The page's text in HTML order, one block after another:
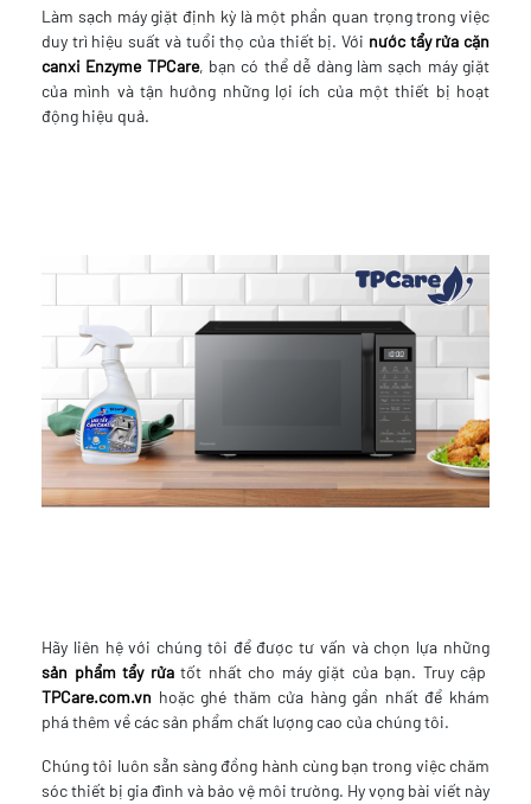
Làm sạch máy giặt định kỳ là một phần quan trọng trong việc
duy trì hiệu suất và tuổi thọ của thiết bị. Với nước tẩy rửa cặn
canxi Enzyme TPCare, bạn có thể dễ dàng làm sạch máy giặt
của mình và tận hưởng những lợi ích của một thiết bị hoạt
động hiệu quả.
Hãy liên hệ với chúng tôi để được tư vấn và chọn lựa những
sản phẩm tẩy rửatốt nhất cho máy giặt của bạn. Truy cập
TPCare.com.vn hoặc ghé thăm cửa hàng gần nhất để khám
phá thêm về các sản phẩm chất lượng cao của chúng tôi.
Chúng tôi luôn sẵn sàng đồng hành cùng bạn trong việc chăm
sóc thiết bị gia đình và bảo vệ môi trường. Hy vọng bài viết này